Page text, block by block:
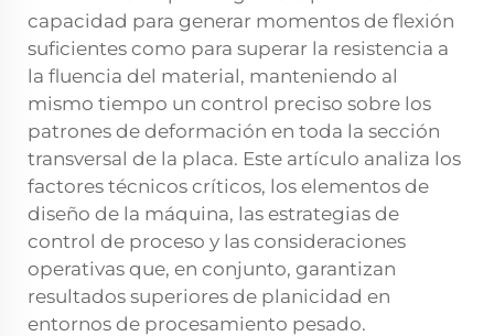
capacidad para generar momentos de flexión
suficientes como para superar la resistencia a
la fluencia del material, manteniendo al
mismo tiempo un control preciso sobre los
patrones de deformación en toda la sección
transversal de la placa. Este artículo analiza los
factores técnicos críticos, los elementos de
diseño de la máquina, las estrategias de
control de proceso y las consideraciones
operativas que, en conjunto, garantizan
resultados superiores de planicidad en
entornos de procesamiento pesado.